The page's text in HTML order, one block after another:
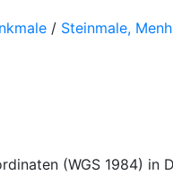
/ Steinmale,
(WGS 1984) in